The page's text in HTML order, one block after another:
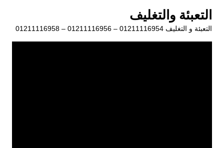
المحتوى
التعبئة والتغليف
التعبئة و التغليف 01211116954 – 01211116956 – 01211116958